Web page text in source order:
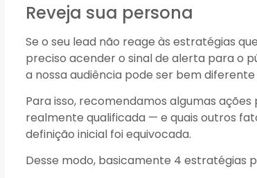
Reveja sua persona
Se o seu lead não reage às estratégias
preciso acender o sinal de alerta para o
a nossa audiência pode ser bem
Para isso, recomendamos algumas
realmente qualificada — e quais outros
definição inicial foi equivocada.
Desse modo, basicamente 4 estratégias